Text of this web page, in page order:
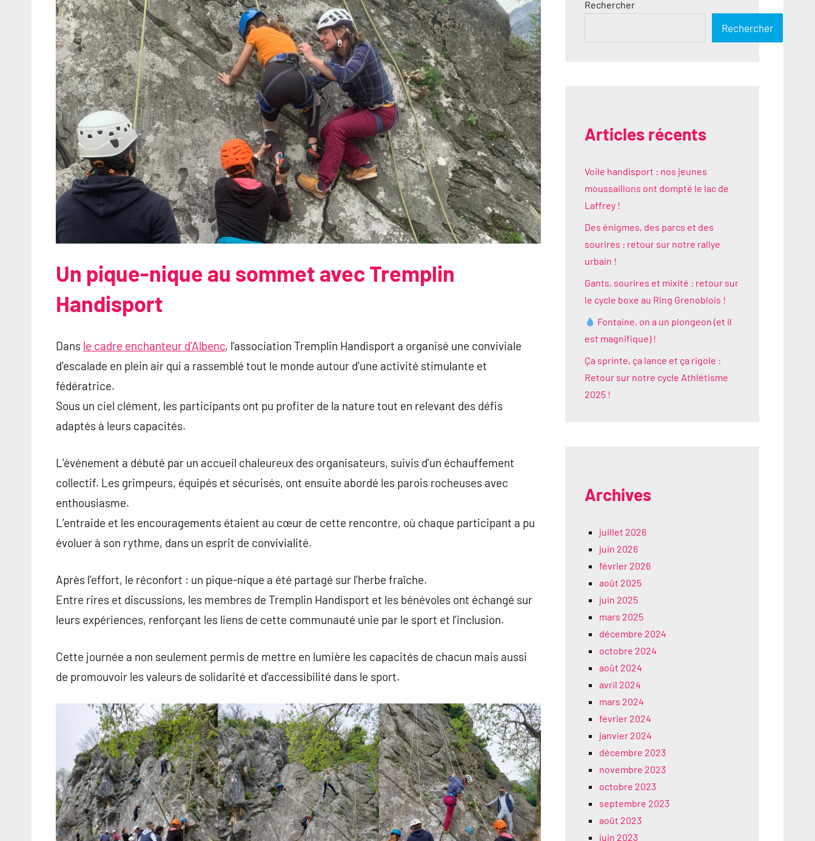
Un pique-nique au sommet avec Tremplin
Handisport
Dans le cadre enchanteur d’Albenc, l’association Tremplin Handisport a organisé une conviviale
d’escalade en plein air qui a rassemblé tout le monde autour d’une activité stimulante et
fédératrice.
Sous un ciel clément, les participants ont pu profiter de la nature tout en relevant des défis
adaptés à leurs capacités.
L’événement a débuté par un accueil chaleureux des organisateurs, suivis d’un échauffement
collectif. Les grimpeurs, équipés et sécurisés, ont ensuite abordé les parois rocheuses avec
enthousiasme.
L’entraide et les encouragements étaient au cœur de cette rencontre, où chaque participant a pu
évoluer à son rythme, dans un esprit de convivialité.
Après l’effort, le réconfort : un pique-nique a été partagé sur l’herbe fraîche.
Entre rires et discussions, les membres de Tremplin Handisport et les bénévoles ont échangé sur
leurs expériences, renforçant les liens de cette communauté unie par le sport et l’inclusion.
Cette journée a non seulement permis de mettre en lumière les capacités de chacun mais aussi
de promouvoir les valeurs de solidarité et d’accessibilité dans le sport.
Rechercher
Rechercher
Articles récents
Voile handisport : nos jeunes
moussaillons ont dompté le lac de
Laffrey !
Des énigmes, des parcs et des
sourires : retour sur notre rallye
urbain !
Gants, sourires et mixité : retour sur
le cycle boxe au Ring Grenoblois !
Fontaine, on a un plongeon (et il
est magnifique) !
Ça sprinte, ça lance et ça rigole :
Retour sur notre cycle Athlétisme
2025 !
Archives
juillet 2026
juin 2026
février 2026
août 2025
juin 2025
mars 2025
décembre 2024
octobre 2024
août 2024
avril 2024
mars 2024
février 2024
janvier 2024
décembre 2023
novembre 2023
octobre 2023
septembre 2023
août 2023
juin 2023